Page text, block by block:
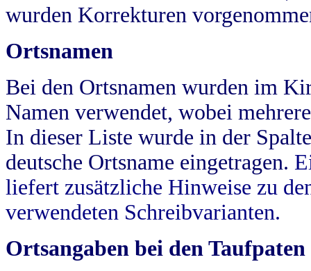
wurden Korrekturen
Ortsnamen
Bei den Ortsnamen wurden im
Namen verwendet, wobei
In dieser Liste wurde in der
deutsche Ortsname eingetragen.
liefert zusätzliche Hinweise zu
verwendeten Schreibvarianten.
Ortsangaben bei den Taufpaten